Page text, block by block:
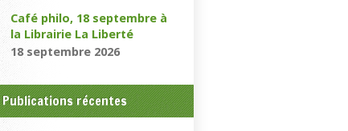
Café philo, 18 septembre à
la Librairie La Liberté
18 septembre 2026
Publications récentes